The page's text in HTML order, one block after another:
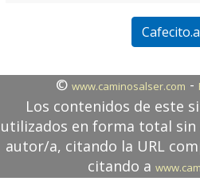
© www.caminosalser.com -
Los contenidos de este
utilizados en forma total
autor/a, citando la URL
citando a